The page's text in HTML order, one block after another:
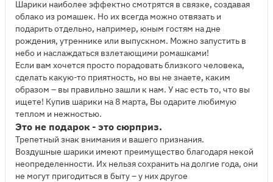
Шарики наиболее эффектно смотрятся в связке, создавая
облако из ромашек. Но их всегда можно отвязать и
подарить отдельно, например, юным гостям на дне
рождения, утреннике или выпускном. Можно запустить в
небо и наслаждаться взлетающими ромашками!
Если вам хочется просто порадовать близкого человека,
сделать какую-то приятность, но вы не знаете, каким
образом – вы правильно зашли к нам. У нас есть то, что вы
ищете! Купив шарики на 8 марта, Вы одарите любимую
теплом и нежностью.
Это не подарок - это сюрприз.
Трепетный знак внимания и вашего признания.
Воздушные шарики имеют преимущество благодаря некой
неопределенности. Их нельзя сохранить на долгие года, они
не могут пригодиться в быту – у них другое